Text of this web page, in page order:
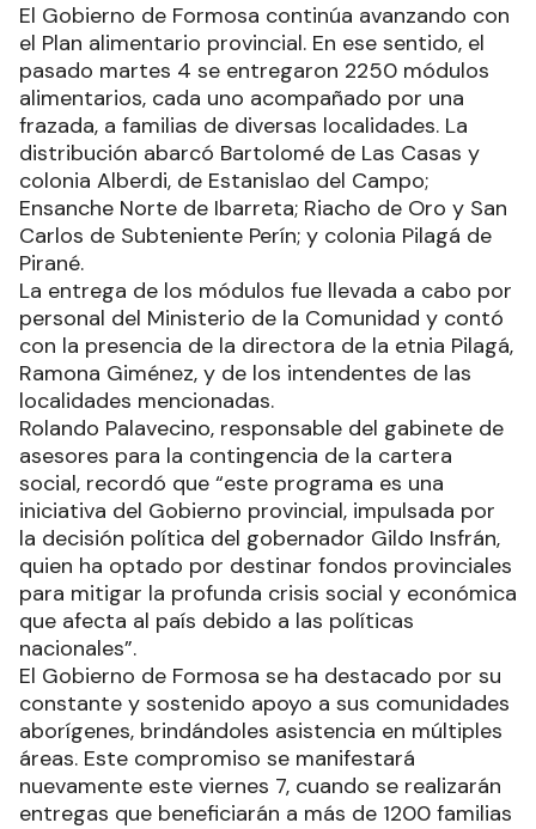
El Gobierno de Formosa continúa avanzando con
el Plan alimentario provincial. En ese sentido, el
pasado martes 4 se entregaron 2250 módulos
alimentarios, cada uno acompañado por una
frazada, a familias de diversas localidades. La
distribución abarcó Bartolomé de Las Casas y
colonia Alberdi, de Estanislao del Campo;
Ensanche Norte de Ibarreta; Riacho de Oro y San
Carlos de Subteniente Perín; y colonia Pilagá de
Pirané.
La entrega de los módulos fue llevada a cabo por
personal del Ministerio de la Comunidad y contó
con la presencia de la directora de la etnia Pilagá,
Ramona Giménez, y de los intendentes de las
localidades mencionadas.
Rolando Palavecino, responsable del gabinete de
asesores para la contingencia de la cartera
social, recordó que “este programa es una
iniciativa del Gobierno provincial, impulsada por
la decisión política del gobernador Gildo Insfrán,
quien ha optado por destinar fondos provinciales
para mitigar la profunda crisis social y económica
que afecta al país debido a las políticas
nacionales”.
El Gobierno de Formosa se ha destacado por su
constante y sostenido apoyo a sus comunidades
aborígenes, brindándoles asistencia en múltiples
áreas. Este compromiso se manifestará
nuevamente este viernes 7, cuando se realizarán
entregas que beneficiarán a más de 1200 familias